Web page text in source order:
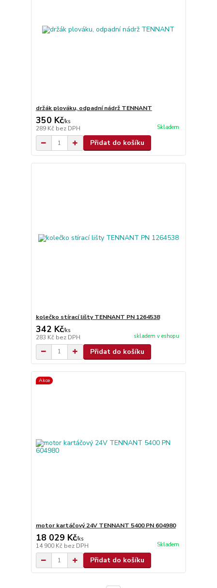
držák plováku, odpadní nádrž TENNANT
350 Kč/ks
289 Kč bez DPH Skladem
Přidat do košíku
kolečko stírací lišty TENNANT PN 1264538
342 Kč/ks
283 Kč bez DPH skladem v eshopu
Přidat do košíku
Akce
motor kartáčový 24V TENNANT 5400 PN 604980
18 029 Kč/ks
14 900 Kč bez DPH Skladem
Přidat do košíku